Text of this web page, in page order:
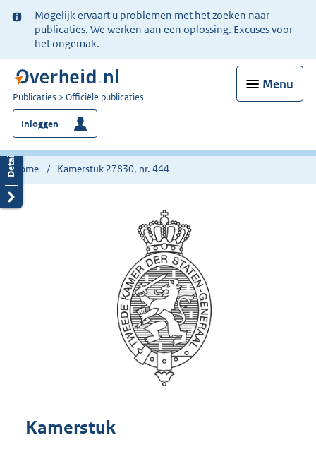
Ter
informatie:
Mogelijk ervaart u problemen met het zoeken naar
publicaties. We werken aan een oplossing. Excuses voor
het ongemak.
Menu
U
bent
nu
hier:
Publicaties Officiële publicaties
Inloggen
Home Kamerstuk 27830, nr. 444
Kamerstuk